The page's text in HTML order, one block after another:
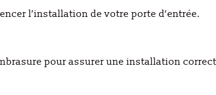
l’installation de votre porte d’entrée.
pour assurer une installation